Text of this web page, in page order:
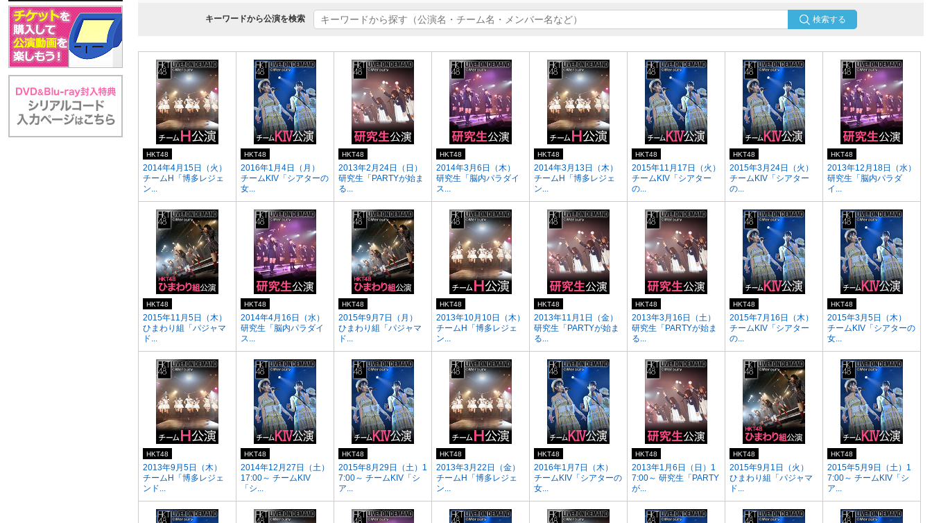
キーワードから公演を検索 検索する
2014年4月15日（火）
チームH「博多レジェ
ン...
HKT48
2016年1月4日（月）
チームKIV「シアターの
女...
HKT48
2013年2月24日（日）
研究生「PARTYが始ま
る...
HKT48
2014年3月6日（木）
研究生「脳内パラダイ
ス...
HKT48
2014年3月13日（木）
チームH「博多レジェ
ン...
HKT48
2015年11月17日（火）
チームKIV「シアター
の...
HKT48
2015年3月24日（火）
チームKIV「シアター
の...
HKT48
2013年12月18日（水）
研究生「脳内パラダ
イ...
HKT48
2015年11月5日（木）
ひまわり組「パジャマ
ド...
HKT48
2014年4月16日（水）
研究生「脳内パラダイ
ス...
HKT48
2015年9月7日（月）
ひまわり組「パジャマ
ド...
HKT48
2013年10月10日（木）
チームH「博多レジェ
ン...
HKT48
2013年11月1日（金）
研究生「PARTYが始ま
る...
HKT48
2013年3月16日（土）
研究生「PARTYが始ま
る...
HKT48
2015年7月16日（木）
チームKIV「シアター
の...
HKT48
2015年3月5日（木）
チームKIV「シアターの
女...
HKT48
2013年9月5日（木）
チームH「博多レジェ
ンド...
HKT48
2014年12月27日（土）
17:00～ チームKIV
「シ...
HKT48
2015年8月29日（土）1
7:00～ チームKIV「シ
ア...
HKT48
2013年3月22日（金）
チームH「博多レジェ
ン...
HKT48
2016年1月7日（木）
チームKIV「シアターの
女...
HKT48
2013年1月6日（日）1
7:00～ 研究生「PARTY
が...
HKT48
2015年9月1日（火）
ひまわり組「パジャマ
ド...
HKT48
2015年5月9日（土）1
7:00～ チームKIV「シ
ア...
HKT48